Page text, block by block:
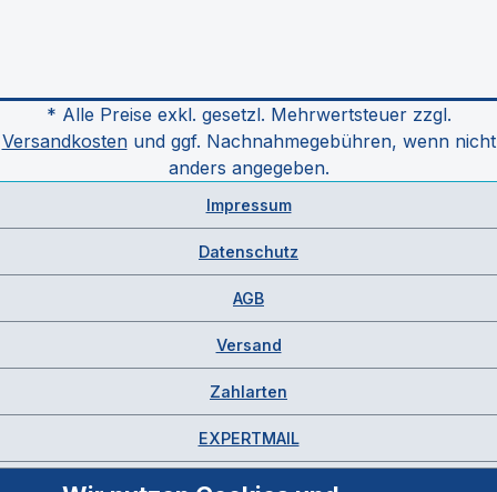
* Alle Preise exkl. gesetzl. Mehrwertsteuer zzgl.
Versandkostenund ggf. Nachnahmegebühren, wenn nicht
anders angegeben.
Impressum
Datenschutz
AGB
Versand
Zahlarten
EXPERTMAIL